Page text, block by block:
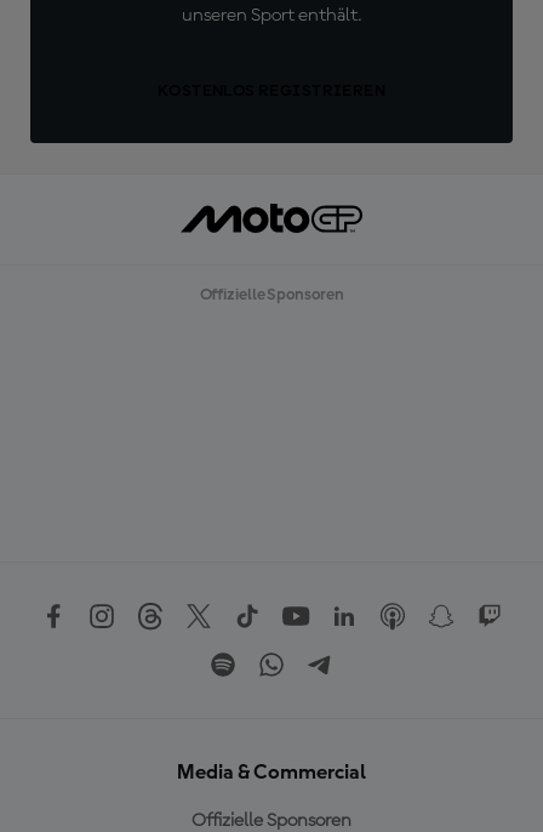
unseren Sport enthält.
Offizielle Sponsoren
Media & Commercial
Offizielle Sponsoren